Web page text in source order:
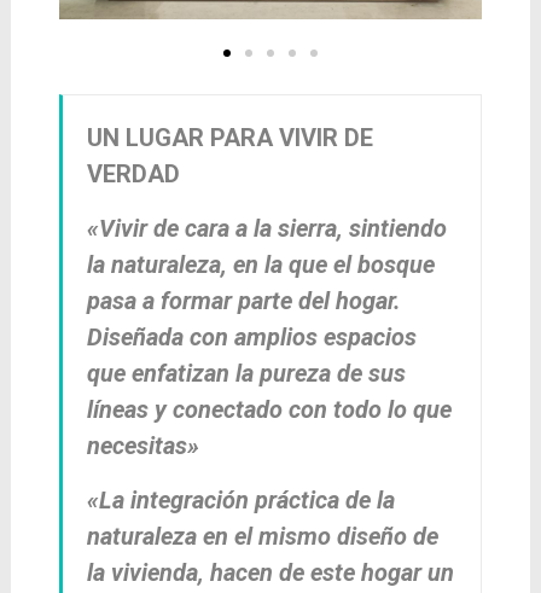
UN LUGAR PARA VIVIR DE
VERDAD
«Vivir de cara a la sierra, sintiendo
la naturaleza, en la que el bosque
pasa a formar parte del hogar.
Diseñada con amplios espacios
que enfatizan la pureza de sus
líneas y conectado con todo lo que
necesitas»
«La integración práctica de la
naturaleza en el mismo diseño de
la vivienda, hacen de este hogar un